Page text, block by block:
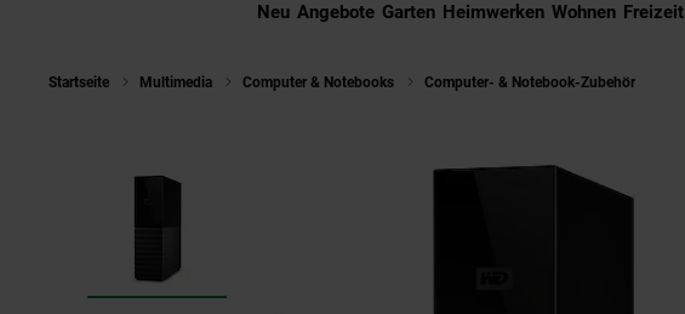
Neu Angebote Garten Heimwerken Wohnen Freizeit
Startseite Multimedia Computer & Notebooks Computer- & Notebook-Zubehör